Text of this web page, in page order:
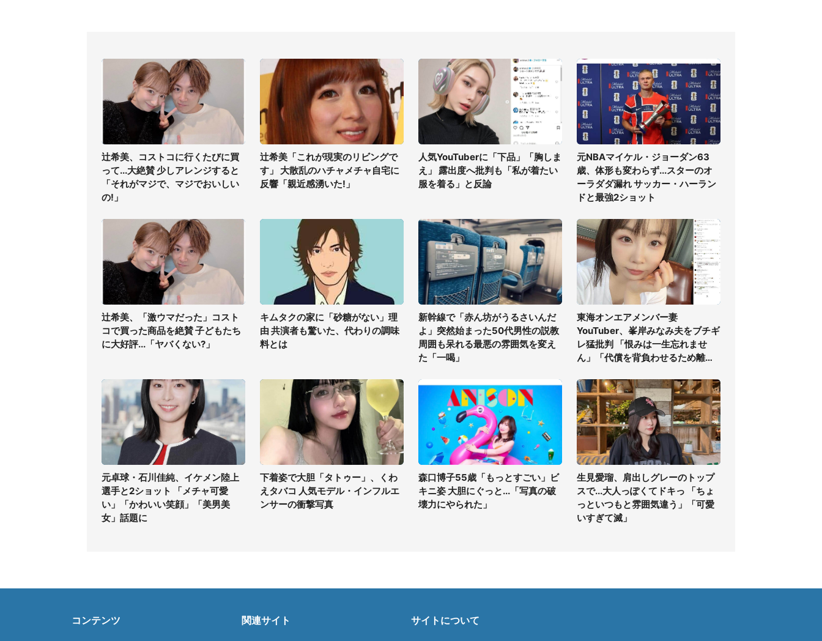
辻希美、コストコに行くたびに買
って...大絶賛 少しアレンジすると
「それがマジで、マジでおいしい
の!」
辻希美「これが現実のリビングで
す」 大散乱のハチャメチャ自宅に
反響「親近感湧いた!」
人気YouTuberに「下品」「胸しま
え」 露出度へ批判も「私が着たい
服を着る」と反論
元NBAマイケル・ジョーダン63
歳、体形も変わらず...スターのオ
ーラダダ漏れ サッカー・ハーラン
ドと最強2ショット
辻希美、「激ウマだった」コスト
コで買った商品を絶賛 子どもたち
に大好評...「ヤバくない?」
キムタクの家に「砂糖がない」理
由 共演者も驚いた、代わりの調味
料とは
新幹線で「赤ん坊がうるさいんだ
よ」突然始まった50代男性の説教
周囲も呆れる最悪の雰囲気を変え
た「一喝」
東海オンエアメンバー妻
YouTuber、峯岸みなみ夫をブチギ
レ猛批判 「恨みは一生忘れませ
ん」「代償を背負わせるため離婚
元卓球・石川佳純、イケメン陸上
選手と2ショット 「メチャ可愛
い」「かわいい笑顔」「美男美
女」話題に
下着姿で大胆「タトゥー」、くわ
えタバコ 人気モデル・インフルエ
ンサーの衝撃写真
森口博子55歳「もっとすごい」ビ
キニ姿 大胆にぐっと...「写真の破
壊力にやられた」
生見愛瑠、肩出しグレーのトップ
スで...大人っぽくてドキっ 「ちょ
っといつもと雰囲気違う」「可愛
いすぎて滅」
コンテンツ 関連サイト サイトについて